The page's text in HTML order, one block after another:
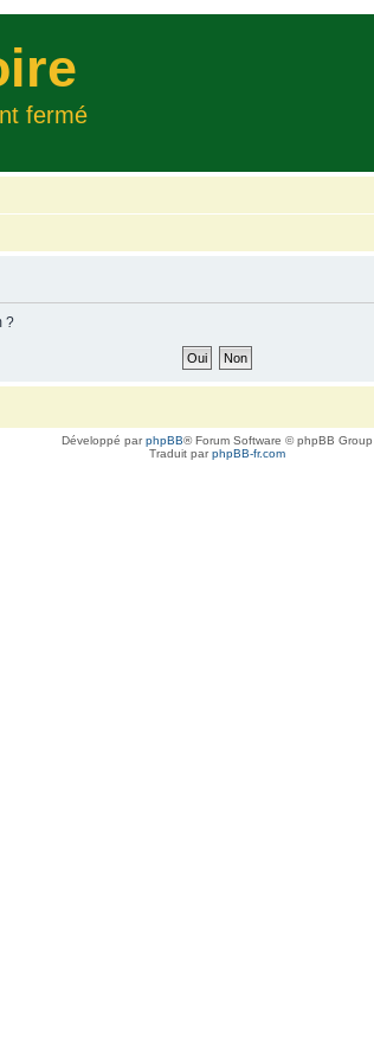
fermé
?
Développé parphpBB® Forum Software © phpBB Group
Traduit parphpBB-fr.com